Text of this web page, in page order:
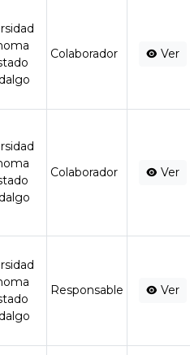
Colaborador Ver
Colaborador Ver
Responsable Ver